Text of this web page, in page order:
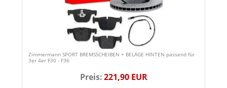
Zimmermann SPORT BREMSSCHEIBEN + BELÄGE HINTEN passend für
3er 4er F30 - F36
Preis:221,90 EUR